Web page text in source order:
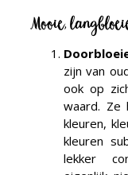
Mooie,
zijn van
ook op
waard. Ze
kleuren,
kleuren
lekker